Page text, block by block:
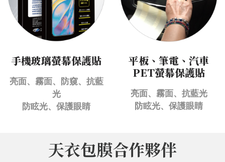
手機玻璃螢幕保護貼
亮面、霧面、防窺、抗藍
光
防眩光、保護眼睛
平板、筆電、汽車
PET螢幕保護貼
亮面、霧面、抗藍光
防眩光、保護眼睛
天衣包膜合作夥伴